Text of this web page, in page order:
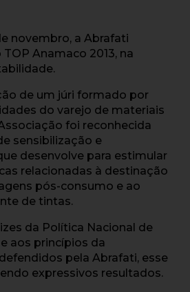
novembro, a Abrafati
Anamaco 2013, na
de um júri formado por
do varejo de materiais
foi reconhecida
sensibilização e
desenvolve para estimular
relacionadas à destinação
pós-consumo e ao
de tintas.
da Política Nacional de
aos princípios da
pela Abrafati, esse
expressivos resultados.